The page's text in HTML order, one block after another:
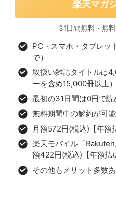
楽天マガ
31日間無料・無
PC・スマホ・タブレッ
で）
取扱い雑誌タイトルは
ーを含め15,000冊以上）
最初の31日間は0円で読
無料期間中の解約が可能
月額572円(税込)【年額
楽天モバイル「
額422円(税込)【年額払
その他もメリット多数